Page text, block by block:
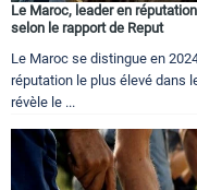
Le Maroc, leader en
selon le rapport de Reput
Le Maroc se distingue en
réputation le plus élevé dans
révèle le ...